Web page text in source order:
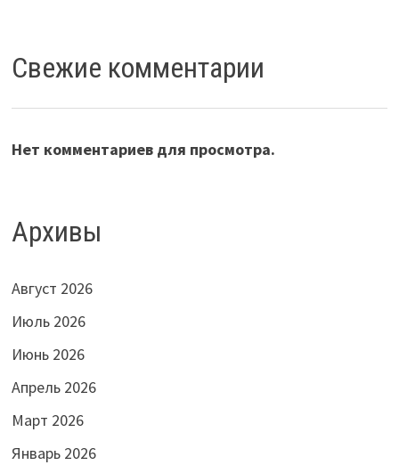
Свежие комментарии
Нет комментариев для просмотра.
Архивы
Август 2026
Июль 2026
Июнь 2026
Апрель 2026
Март 2026
Январь 2026